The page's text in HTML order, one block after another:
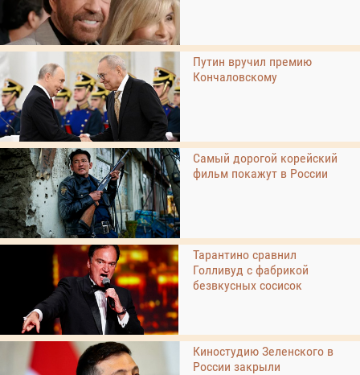
Путин вручил премию
Кончаловскому
Самый дорогой корейский
фильм покажут в России
Тарантино сравнил
Голливуд с фабрикой
безвкусных сосисок
Киностудию Зеленского в
России закрыли